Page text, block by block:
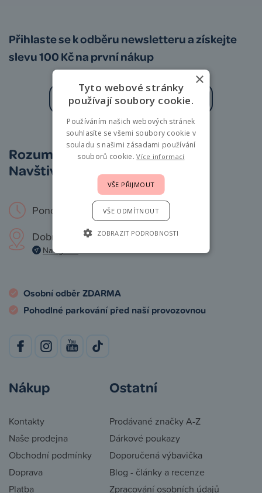
Přihlaste se k odběru newsletteru a získejte
slevu 100 Kč na první nákup
Zásady zpracování osobních údajů
Rozumíme vám i miminkům.
Navštivte nás osobně!
Pondělí – Neděle: 9 – 19 hod.
Dobronická 1257, Praha 4
Navigovat
Osobní odběr ZDARMA
Pohodlné parkování před naší provozovnou
Nákup
Kontakty
Naše prodejna
Obchodní podmínky
Doprava
Platba
Ostatní
Prodávané značky A-Z
Dárkové poukazy
Doporučená výbavička
Blog - články a recenze
Zpracování osobních údajů
×
Tyto webové stránky
používají soubory cookie.
Používáním našich webových stránek
souhlasíte se všemi soubory cookie v
souladu s našimi zásadami používání
souborů cookie.Více informací
VŠE PŘIJMOUT
VŠE ODMÍTNOUT
ZOBRAZIT PODROBNOSTI